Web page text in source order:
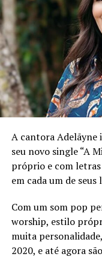
violão.
“Se Jesus me
única e
e saber que é um
o meu principal
dinheiro com isso ou
levar e pregar o
usando o talento
propósito se
Lançamentos
Em 2021, Igor
“singles” pela CFM
“Coração
Também em
terceiro single,
A cantora Adelãyne
seu novo single “A
próprio e com
em cada um de
Com um som pop
worship, estilo
muita
2020, e até agora